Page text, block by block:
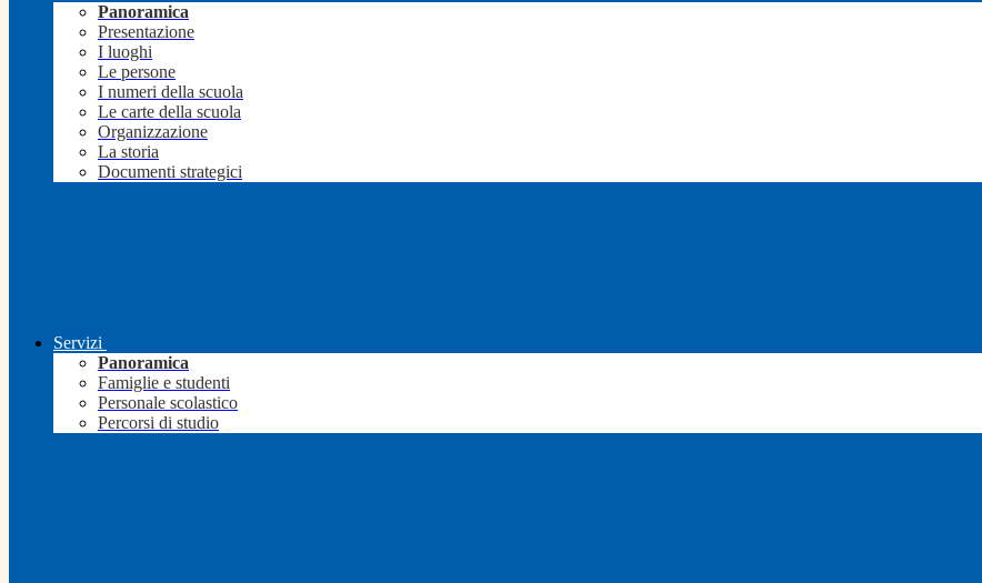
Panoramica
Presentazione
I luoghi
Le persone
I numeri della scuola
Le carte della scuola
Organizzazione
La storia
Documenti strategici
Servizi
Panoramica
Famiglie e studenti
Personale scolastico
Percorsi di studio